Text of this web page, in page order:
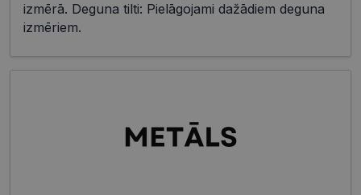
izmērā. Deguna tilti: Pielāgojami dažādiem deguna
izmēriem.